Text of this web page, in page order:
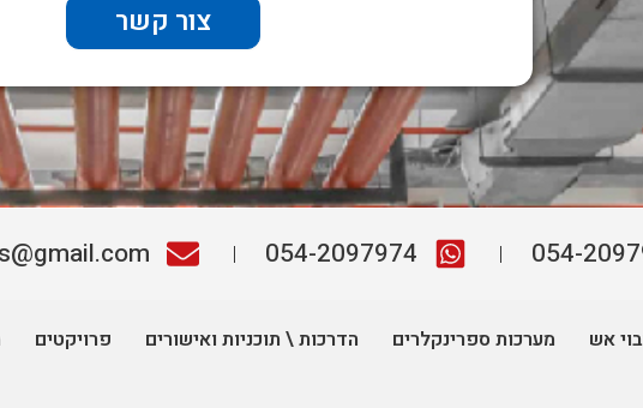
צור קשר
054-
054-2097974
אש מערכות ספרינקלרים הדרכות \ תוכניות ואישורים פרויקטים